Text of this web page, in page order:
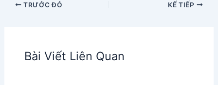
TRƯỚC ĐÓ KẾ TIẾP
Bài Viết Liên Quan